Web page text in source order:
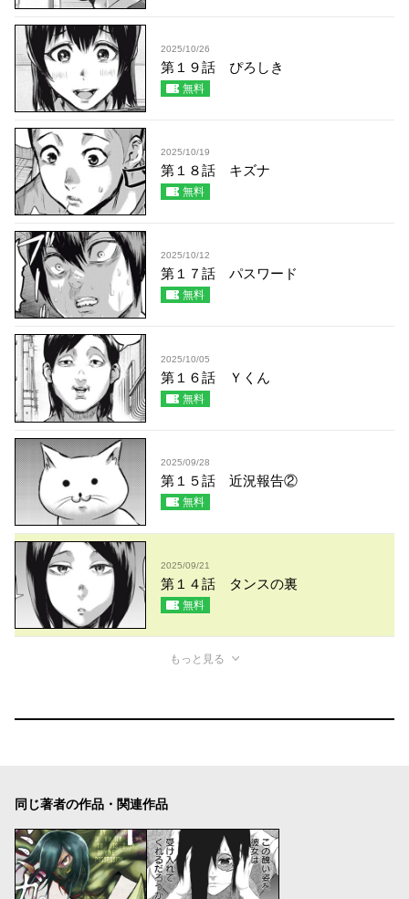
2025/10/26
第１９話 ぴろしき
無料
2025/10/19
第１８話 キズナ
無料
2025/10/12
第１７話 パスワード
無料
2025/10/05
第１６話 Ｙくん
無料
2025/09/28
第１５話 近況報告②
無料
2025/09/21
第１４話 タンスの裏
無料
もっと見る
同じ著者の作品・関連作品